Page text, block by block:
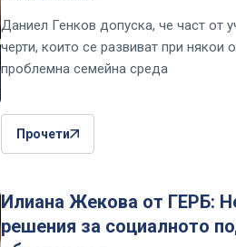
Даниел Генков допуска, че част от
черти, които се развиват при някои
проблемна семейна среда
Прочети
Илиана Жекова от ГЕРБ:
решения за социалното